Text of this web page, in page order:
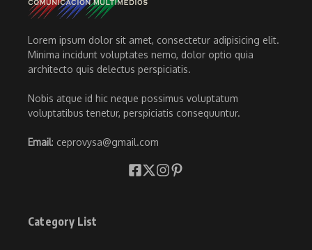
Lorem ipsum dolor sit amet, consectetur adipisicing elit.
Minima incidunt voluptates nemo, dolor optio quia
architecto quis delectus perspiciatis.
Nobis atque id hic neque possimus voluptatum
voluptatibus tenetur, perspiciatis consequuntur.
Email: ceprovysa@gmail.com
Category List